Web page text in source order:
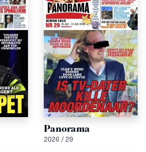
Panorama
2026 / 29